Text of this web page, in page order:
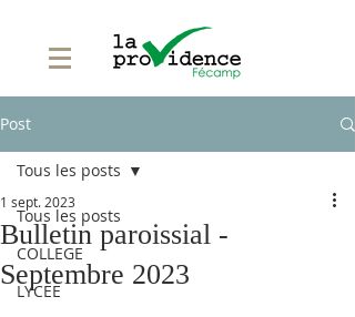
Post
Tous les posts
COLLEGE
LYCEE
Tous les posts
Bulletin paroissial -
Septembre 2023
1 sept. 2023